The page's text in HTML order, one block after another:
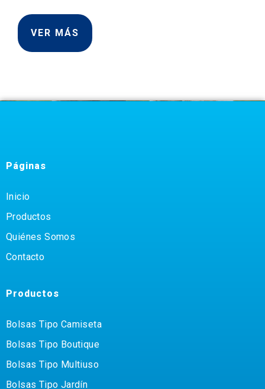
VER MÁS
Páginas
Inicio
Productos
Quiénes Somos
Contacto
Productos
Bolsas Tipo Camiseta
Bolsas Tipo Boutique
Bolsas Tipo Multiuso
Bolsas Tipo Jardín